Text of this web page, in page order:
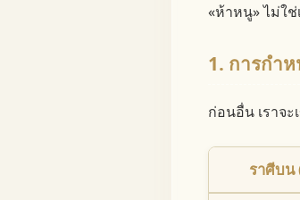
«ห้าหนู» ไม่ใช่
1. การกำ
ก่อนอื่น เราจะ
ราศีบน